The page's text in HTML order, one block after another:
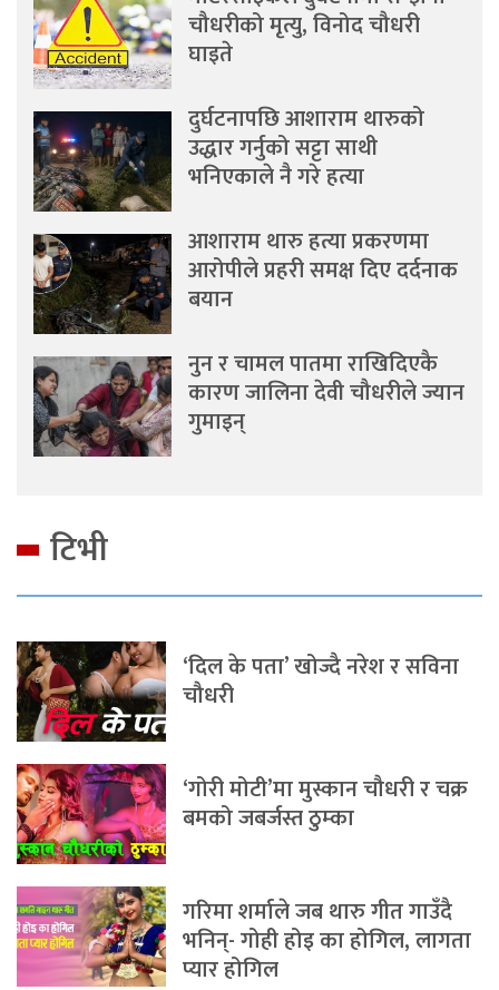
चौधरीको मृत्यु, विनोद चौधरी
घाइते
दुर्घटनापछि आशाराम थारुको
उद्धार गर्नुको सट्टा साथी
भनिएकाले नै गरे हत्या
आशाराम थारु हत्या प्रकरणमा
आरोपीले प्रहरी समक्ष दिए दर्दनाक
बयान
नुन र चामल पातमा राखिदिएकै
कारण जालिना देवी चौधरीले ज्यान
गुमाइन्
टिभी
‘दिल के पता’ खोज्दै नरेश र सविना
चौधरी
‘गोरी मोटी’मा मुस्कान चौधरी र चक्र
बमको जबर्जस्त ठुम्का
गरिमा शर्माले जब थारु गीत गाउँदै
भनिन्- गोही होइ का होगिल, लागता
प्यार होगिल